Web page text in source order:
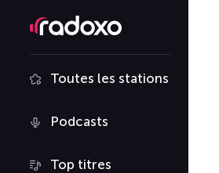
Toutes les stations
Podcasts
Top titres